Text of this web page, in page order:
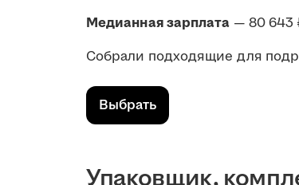
Медианная зарплата — 80 643
Собрали подходящие для
Выбрать